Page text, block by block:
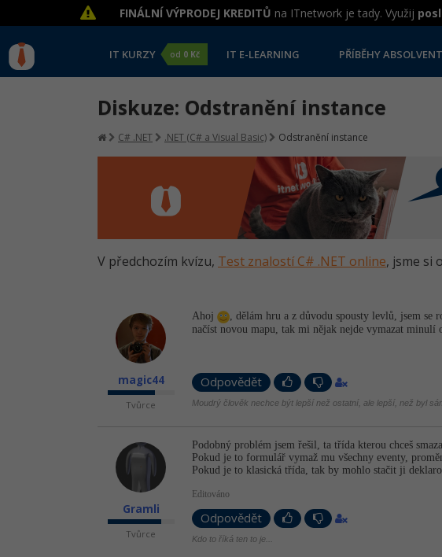
FINÁLNÍ VÝPRODEJ KREDITŮ na ITnetwork je tady. Využij
IT KURZY od 0 Kč IT E-LEARNING PŘÍBĚHY
Diskuze: Odstranění instance
C# .NET .NET (C# a Visual Basic) Odstranění instance
V předchozím kvízu, Test znalostí C# .NET online, jsme si
magic44
Tvůrce
Ahoj
, dělám hru a z důvodu spousty levlů, jsem se
načíst novou mapu, tak mi nějak nejde vymazat minulí
Odpovědět
Moudrý člověk nechce být lepší než ostatní, ale lepší, než byl
Gramli
Tvůrce
Podobný problém jsem řešil, ta třída kterou chceš
Pokud je to formulář vymaž mu všechny eventy,
Pokud je to klasická třída, tak by mohlo stačit ji
Editováno
Odpovědět
Kdo to říká ten to je...